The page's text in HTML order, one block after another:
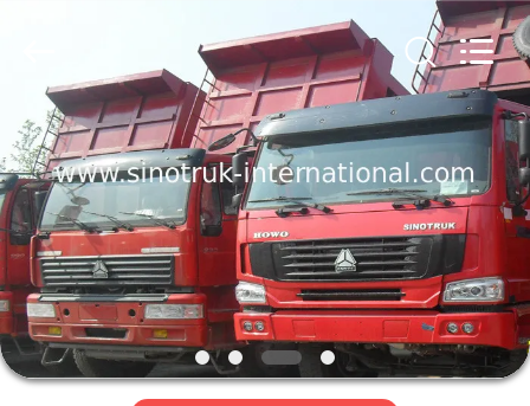
EN
CASA.
PRODUCTOS
SOBRE
NOSOTROS
Reserved.